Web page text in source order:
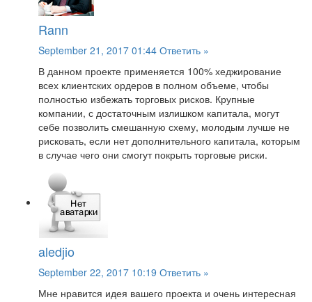
Rann
September 21, 2017 01:44 Ответить »
В данном проекте применяется 100% хеджирование
всех клиентских ордеров в полном объеме, чтобы
полностью избежать торговых рисков. Крупные
компании, с достаточным излишком капитала, могут
себе позволить смешанную схему, молодым лучше не
рисковать, если нет дополнительного капитала, которым
в случае чего они смогут покрыть торговые риски.
aledjio
September 22, 2017 10:19 Ответить »
Мне нравится идея вашего проекта и очень интересная